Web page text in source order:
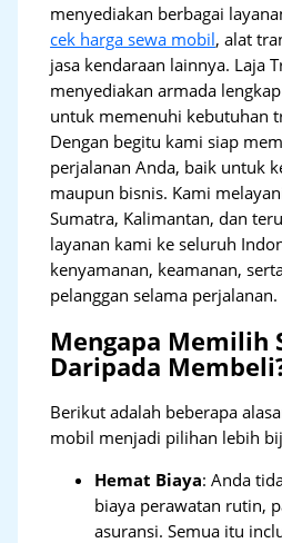
menyediakan berbagai
cek harga sewa mobil, alat
jasa kendaraan lainnya. Laja
menyediakan armada
untuk memenuhi kebutuhan
Dengan begitu kami siap
perjalanan Anda, baik untuk
maupun bisnis. Kami
Sumatra, Kalimantan, dan
layanan kami ke seluruh
kenyamanan, keamanan,
pelanggan selama perjalanan.
Mengapa Memilih
Daripada
Berikut adalah beberapa
mobil menjadi pilihan lebih
Hemat Biaya: Anda
biaya perawatan rutin,
asuransi. Semua itu